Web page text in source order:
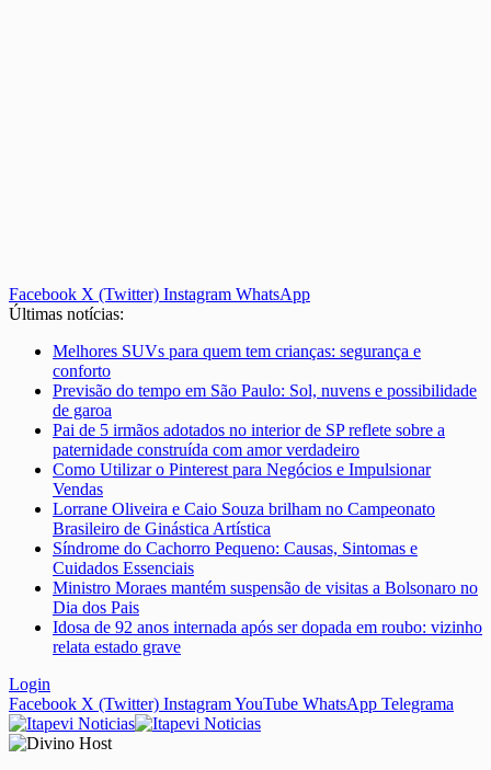
Facebook X (Twitter) Instagram WhatsApp
Últimas notícias:
Melhores SUVs para quem tem crianças: segurança e
conforto
Previsão do tempo em São Paulo: Sol, nuvens e possibilidade
de garoa
Pai de 5 irmãos adotados no interior de SP reflete sobre a
paternidade construída com amor verdadeiro
Como Utilizar o Pinterest para Negócios e Impulsionar
Vendas
Lorrane Oliveira e Caio Souza brilham no Campeonato
Brasileiro de Ginástica Artística
Síndrome do Cachorro Pequeno: Causas, Sintomas e
Cuidados Essenciais
Ministro Moraes mantém suspensão de visitas a Bolsonaro no
Dia dos Pais
Idosa de 92 anos internada após ser dopada em roubo: vizinho
relata estado grave
Login
Facebook X (Twitter) InstagramYouTube WhatsApp Telegrama